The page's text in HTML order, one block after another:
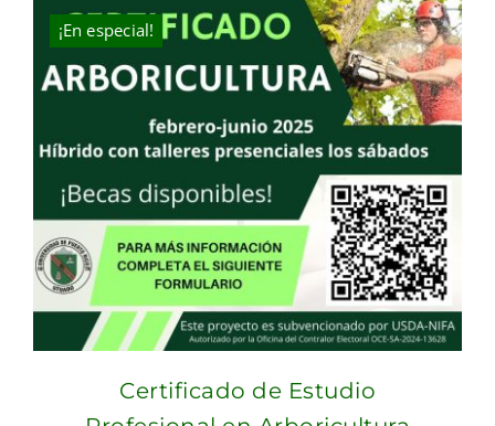
$40.00. $25.00.
¡En especial!
Certificado de Estudio